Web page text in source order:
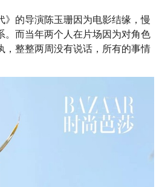
》的导演陈玉珊因为电影结缘，慢
。而当年两个人在片场因为对角色
，整整两周没有说话，所有的事情